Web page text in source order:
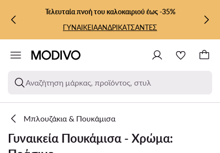
ΜΕΤΆΒΑΣΗ ΣΤΟ ΚΎΡΙΟ ΠΕΡΙΕΧΌΜΕΝΟ
ΜΕΤΆΒΑΣΗ ΣΤΗΝ ΑΝΑΖΉΤΗΣΗ
Τελευταία πνοή του καλοκαιριού έως -35%
ΓΥΝΑΙΚΕΙΑΑΝΔΡΙΚΑΤΣΑΝΤΕΣ
Αναζήτηση μάρκας, προϊόντος, στυλ
Μπλουζάκια & Πουκάμισα
Γυναικεία Πουκάμισα - Χρώμα: